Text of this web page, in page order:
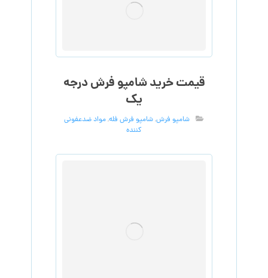
قیمت خرید شامپو فرش درجه
یک
شامپو فرش,شامپو فرش فله,مواد ضدعفونی
کننده